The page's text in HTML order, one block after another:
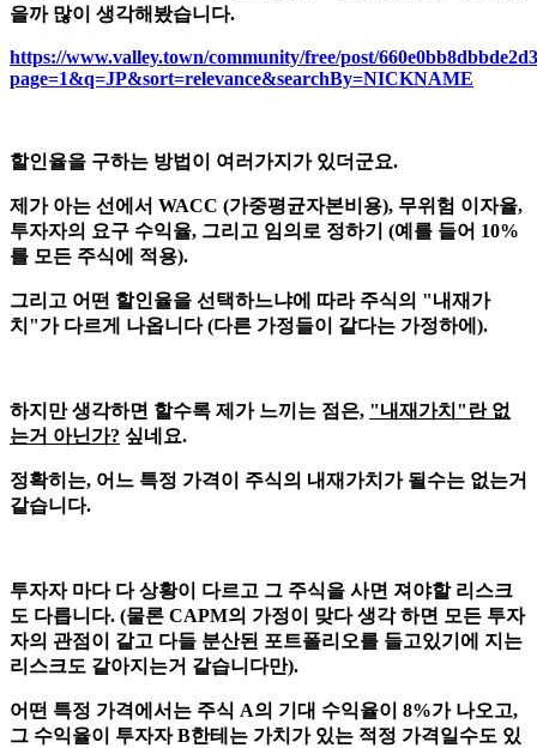
을까 많이 생각해봤습니다.
https://www.valley.town/community/free/post/
page=1&q=JP&sort=relevance&searchBy=NICKNAME
할인율을 구하는 방법이 여러가지가 있더군요.
제가 아는 선에서 WACC (가중평균자본비용), 무위험 이자율,
투자자의 요구 수익율, 그리고 임의로 정하기 (예를 들어 10%
를 모든 주식에 적용).
그리고 어떤 할인율을 선택하느냐에 따라 주식의 "내재가
치"가 다르게 나옵니다 (다른 가정들이 같다는 가정하에).
하지만 생각하면 할수록 제가 느끼는 점은, "내재가치"란 없
는거 아닌가? 싶네요.
정확히는, 어느 특정 가격이 주식의 내재가치가 될수는 없는거
같습니다.
투자자 마다 다 상황이 다르고 그 주식을 사면 져야할 리스크
도 다릅니다. (물론 CAPM의 가정이 맞다 생각 하면 모든 투자
자의 관점이 같고 다들 분산된 포트폴리오를 들고있기에 지는
리스크도 같아지는거 같습니다만).
어떤 특정 가격에서는 주식 A의 기대 수익율이 8%가 나오고,
그 수익율이 투자자 B한테는 가치가 있는 적정 가격일수도 있